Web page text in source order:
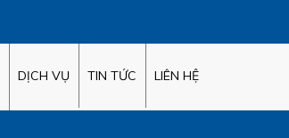
DỊCH VỤ TIN TỨC LIÊN HỆ